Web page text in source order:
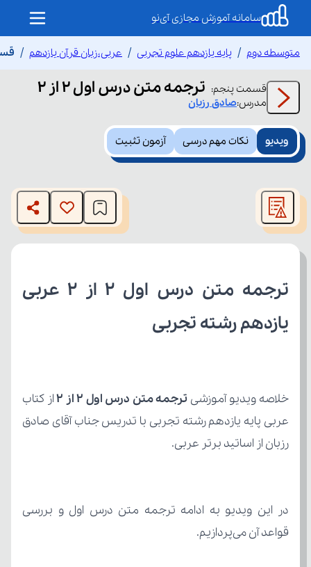
سامانه آموزش مجازی آی‌نو
متوسطه دوم پایه یازدهم علوم تجربی عربی،زبان قرآن یازدهم
قسمت پنجم: ترجمه متن درس اول ۲ از ۲
مدرس:صادق رزبان
ویدیو نکات مهم درسی آزمون تثبیت
modal
window.
The media could not be loaded, either because the server
or network failed or because the format is not supported.
یازدهم رشته تجربی
خلاصه ویدیو آموزشی ترجمه متن درس اول ۲ از ۲
رزبان از اساتید برتر عربی.
قواعد آن می‌پردازیم.